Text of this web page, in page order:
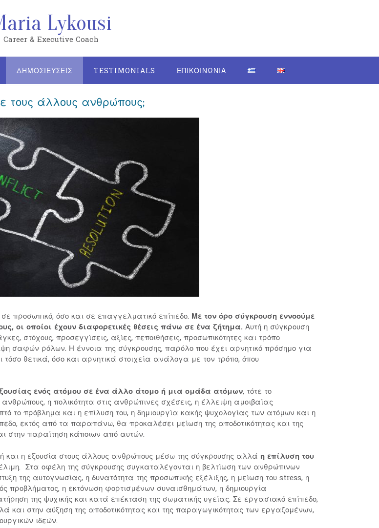
Lykousi
Career & Executive Coach
ΔΗΜΟΣΙΕΥΣΕΙΣ TESTIMONIALS ΕΠΙΚΟΙΝΩΝΙΑ
τους άλλους ανθρώπους;
προσωπικό, όσο και σε επαγγελματικό επίπεδο. Με τον όρο σύγκρουση εννοούμε
οι οποίοι έχουν διαφορετικές θέσεις πάνω σε ένα ζήτημα. Αυτή η σύγκρουση
στόχους, προσεγγίσεις, αξίες, πεποιθήσεις, προσωπικότητες και τρόπο
σαφών ρόλων. Η έννοια της σύγκρουσης, παρόλο που έχει αρνητικό πρόσημο για
θετικά, όσο και αρνητικά στοιχεία ανάλογα με τον τρόπο, όπου
ενός ατόμου σε ένα άλλο άτομο ή μια ομάδα ατόμων, τότε το
η πολικότητα στις ανθρώπινες σχέσεις, η έλλειψη αμοιβαίας
το πρόβλημα και η επίλυση του, η δημιουργία κακής ψυχολογίας των ατόμων και η
εκτός από τα παραπάνω, θα προκαλέσει μείωση της αποδοτικότητας και της
στην παραίτηση κάποιων από αυτών.
η εξουσία στους άλλους ανθρώπους μέσω της σύγκρουσης αλλά η επίλυση του
Στα οφέλη της σύγκρουσης συγκαταλέγονται η βελτίωση των ανθρώπινων
της αυτογνωσίας, η δυνατότητα της προσωπικής εξέλιξης, η μείωση του stress, η
προβλήματος, η εκτόνωση φορτισμένων συναισθημάτων, η δημιουργία
της ψυχικής και κατά επέκταση της σωματικής υγείας. Σε εργασιακό επίπεδο,
στην αύξηση της αποδοτικότητας και της παραγωγικότητας των εργαζομένων,
ιδεών.